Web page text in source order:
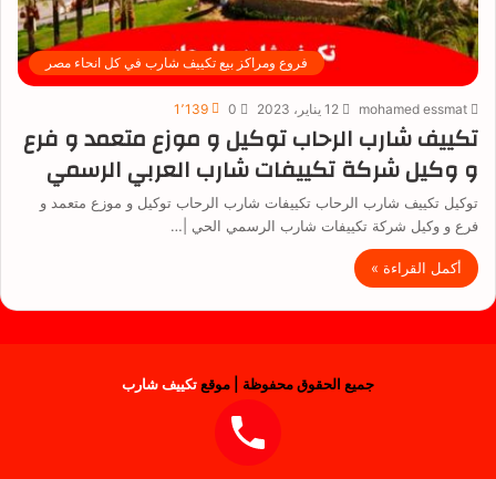
فروع ومراكز بيع تكييف شارب في كل انحاء مصر
mohamed essmat 12 يناير، 2023 0 1٬139
تكييف شارب الرحاب توكيل و موزع متعمد و فرع
و وكيل شركة تكييفات شارب العربي الرسمي
توكيل تكييف شارب الرحاب تكييفات شارب الرحاب توكيل و موزع متعمد و
فرع و وكيل شركة تكييفات شارب الرسمي الحي |…
أكمل القراءة »
جميع الحقوق محفوظة | موقعتكييف شارب
فيسبوك